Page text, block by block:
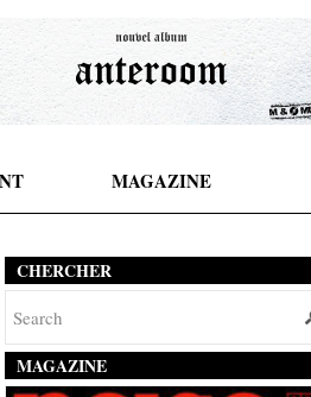
MAGAZINE
CHERCHER
MAGAZINE